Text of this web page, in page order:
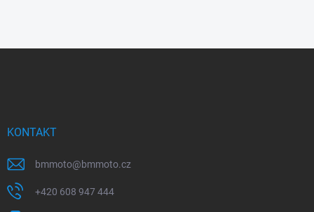
KONTAKT
bmmoto@bmmoto.cz
+420 608 947 444